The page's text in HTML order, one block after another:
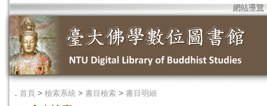
網站導覽
． 首頁 > 檢索系統 > 書目檢索 > 書目明細